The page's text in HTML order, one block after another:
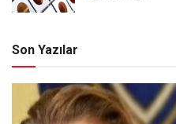
Son Yazılar